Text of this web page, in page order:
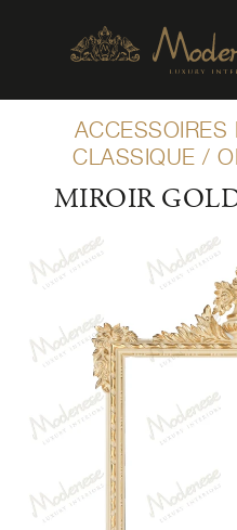
ACCESSOIRES
CLASSIQUE /
MIROIR